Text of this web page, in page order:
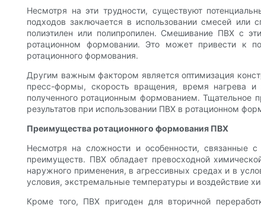
Несмотря на эти трудности, существуют
подходов заключается в использовании смесей
полиэтилен или полипропилен. Смешивание ПВХ с
ротационном формовании. Это может привести к
ротационного формования.
Другим важным фактором является оптимизация
пресс-формы, скорость вращения, время нагрева
полученного ротационным формованием. Тщательное
результатов при использовании ПВХ в ротационном
Преимущества ротационного формования ПВХ
Несмотря на сложности и особенности, связанные
преимуществ. ПВХ обладает превосходной
наружного применения, в агрессивных средах и в
условия, экстремальные температуры и воздействие
Кроме того, ПВХ пригоден для вторичной